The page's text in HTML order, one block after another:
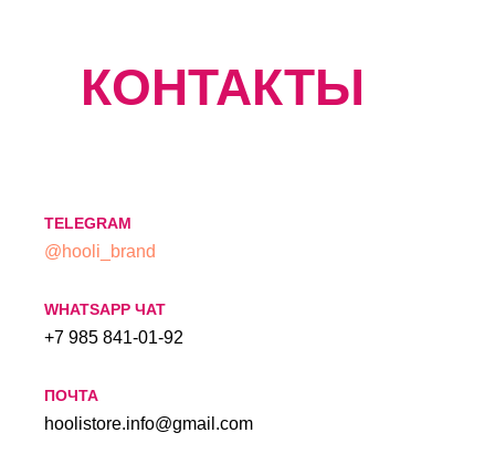
КОНТАКТЫ
TELEGRAM
@hooli_brand
WHATSAPP ЧАТ
+7 985 841-01-92
ПОЧТА
hoolistore.info@gmail.com